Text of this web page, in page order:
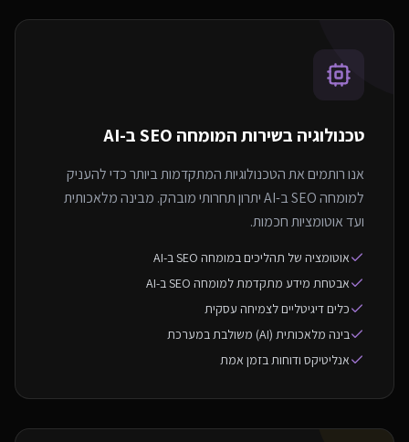
טכנולוגיה בשירות המומחה SEO ב-AI
אנו רותמים את הטכנולוגיות המתקדמות ביותר כדי להעניק
למומחה SEO ב-AI יתרון תחרותי מובהק. מבינה מלאכותית
ועד אוטומציות חכמות.
אוטומציה של תהליכים במומחה SEO ב-AI
אבטחת מידע מתקדמת למומחה SEO ב-AI
כלים דיגיטליים לצמיחה עסקית
בינה מלאכותית (AI) משולבת במערכת
אנליטיקס ודוחות בזמן אמת